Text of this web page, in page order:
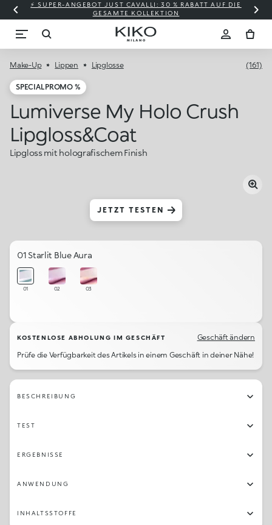
⚡ SUPER-ANGEBOT JUST CAVALLI: 30 % RABATT AUF DIE
GESAMTE KOLLEKTION
Make-Up Lippen Lipglosse (161)
SPECIAL PROMO %
Lumiverse My Holo Crush
Lipgloss&coat
Lipgloss mit holografischem Finish
JETZT TESTEN
01 Starlit Blue Aura
01 02 03
KOSTENLOSE ABHOLUNG IM GESCHÄFT
Geschäft ändern
Prüfe die Verfügbarkeit des Artikels in einem Geschäft in deiner Nähe!
BESCHREIBUNG
TEST
ERGEBNISSE
ANWENDUNG
INHALTSSTOFFE